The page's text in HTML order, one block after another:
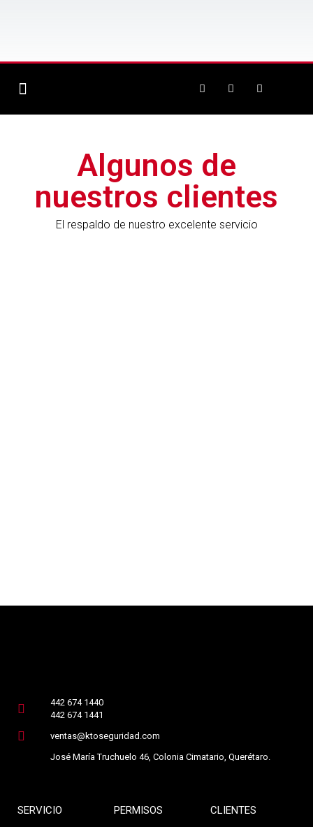
Algunos de
nuestros clientes
El respaldo de nuestro excelente servicio
442 674 1440
442 674 1441
ventas@ktoseguridad.com
José María Truchuelo 46, Colonia Cimatario, Querétaro.
SERVICIO PERMISOS CLIENTES